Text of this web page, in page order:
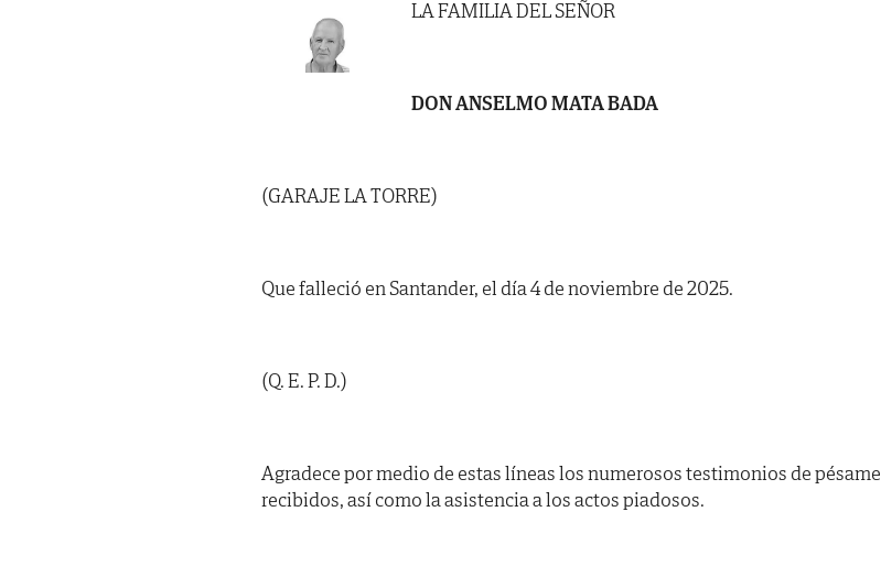
LA FAMILIA DEL SEÑOR
DON ANSELMO MATA BADA
(GARAJE LA TORRE)
Que falleció en Santander, el día 4 de noviembre de 2025.
(Q. E. P. D.)
Agradece por medio de estas líneas los numerosos testimonios de pésame
recibidos, así como la asistencia a los actos piadosos.